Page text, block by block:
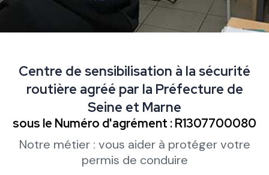
Centre de sensibilisation à la sécurité
routière agréé par la Préfecture de
Seine et Marne
sous le Numéro d'agrément : R1307700080
Notre métier : vous aider à protéger votre
permis de conduire